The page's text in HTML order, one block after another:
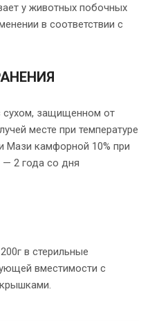
у животных побочных
в соответствии с
сухом, защищенном от
месте при температуре
Мази камфорной 10% при
— 2 года со дня
в стерильные
вместимости с